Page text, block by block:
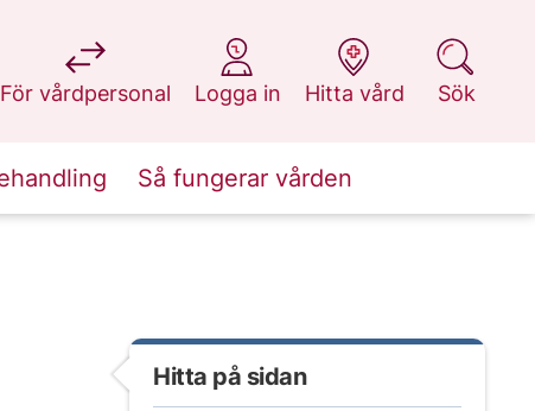
För vårdpersonal
på 1177.se
Logga in
på 1177.se
Hitta vård
på 1177.se
Sök
på 1177.se
Så fungerar vården
Hitta på sidan